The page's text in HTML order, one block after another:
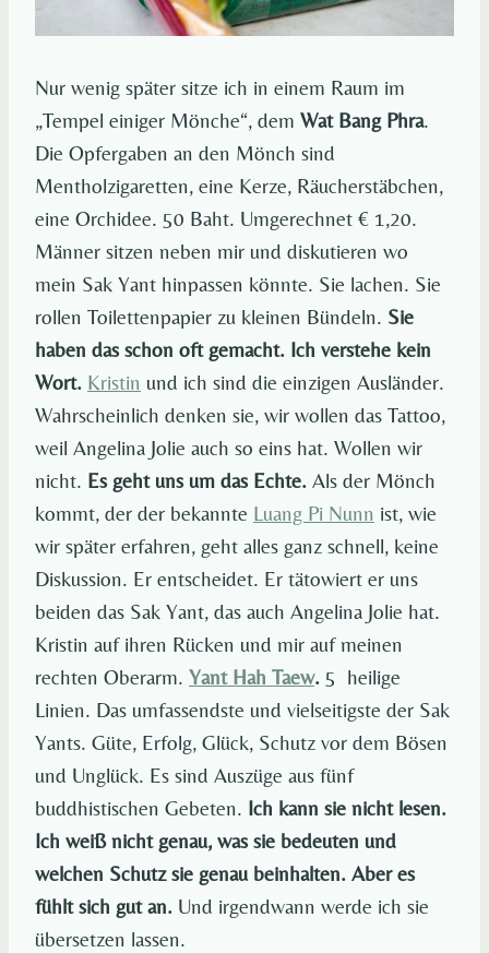
Nur wenig später sitze ich in einem Raum im
„Tempel einiger Mönche“, dem Wat Bang Phra.
Die Opfergaben an den Mönch sind
Mentholzigaretten, eine Kerze, Räucherstäbchen,
eine Orchidee. 50 Baht. Umgerechnet € 1,20.
Männer sitzen neben mir und diskutieren wo
mein Sak Yant hinpassen könnte. Sie lachen. Sie
rollen Toilettenpapier zu kleinen Bündeln. Sie
haben das schon oft gemacht. Ich verstehe kein
Wort. Kristin und ich sind die einzigen Ausländer.
Wahrscheinlich denken sie, wir wollen das Tattoo,
weil Angelina Jolie auch so eins hat. Wollen wir
nicht. Es geht uns um das Echte. Als der Mönch
kommt, der der bekannte Luang Pi Nunn ist, wie
wir später erfahren, geht alles ganz schnell, keine
Diskussion. Er entscheidet. Er tätowiert er uns
beiden das Sak Yant, das auch Angelina Jolie hat.
Kristin auf ihren Rücken und mir auf meinen
rechten Oberarm. Yant Hah Taew. 5 heilige
Linien. Das umfassendste und vielseitigste der Sak
Yants. Güte, Erfolg, Glück, Schutz vor dem Bösen
und Unglück. Es sind Auszüge aus fünf
buddhistischen Gebeten. Ich kann sie nicht lesen.
Ich weiß nicht genau, was sie bedeuten und
welchen Schutz sie genau beinhalten. Aber es
fühlt sich gut an. Und irgendwann werde ich sie
übersetzen lassen.